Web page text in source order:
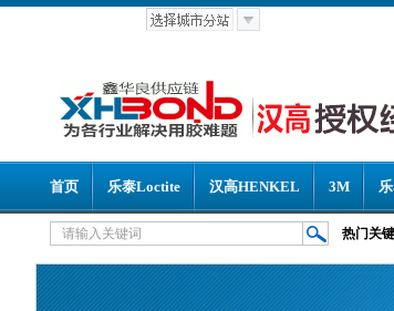
首页 乐泰Loctite 汉高HENKEL 3M
热门关